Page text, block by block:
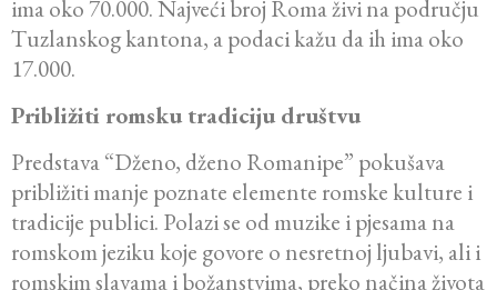
ima oko 70.000. Najveći broj Roma živi na području
Tuzlanskog kantona, a podaci kažu da ih ima oko
17.000.
Približiti romsku tradiciju društvu
Predstava “Dženo, dženo Romanipe” pokušava
približiti manje poznate elemente romske kulture i
tradicije publici. Polazi se od muzike i pjesama na
romskom jeziku koje govore o nesretnoj ljubavi, ali i
romskim slavama i božanstvima, preko načina života